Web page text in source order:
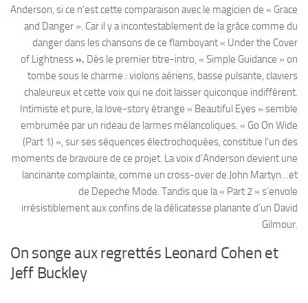
Anderson, si ce n’est cette comparaison avec le magicien de « Grace
and Danger ». Car il y a incontestablement de la grâce comme du
danger dans les chansons de ce flamboyant « Under the Cover
of Lightness ». Dès le premier titre-intro, « Simple Guidance » on
tombe sous le charme : violons aériens, basse pulsante, claviers
chaleureux et cette voix qui ne doit laisser quiconque indifférent.
Intimiste et pure, la love-story étrange « Beautiful Eyes » semble
embrumée par un rideau de larmes mélancoliques. « Go On Wide
(Part 1) », sur ses séquences électrochoquées, constitue l’un des
moments de bravoure de ce projet. La voix d’Anderson devient une
lancinante complainte, comme un cross-over de John Martyn…et
de Depeche Mode. Tandis que la « Part 2 » s’envole
irrésistiblement aux confins de la délicatesse planante d’un David
Gilmour.
On songe aux regrettés Leonard Cohen et
Jeff Buckley